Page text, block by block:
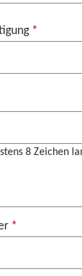
*
8 Zeichen
*